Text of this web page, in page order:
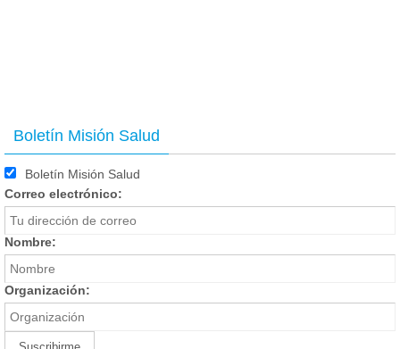
Boletín Misión Salud
Boletín Misión Salud
Correo electrónico:
Nombre:
Organización: